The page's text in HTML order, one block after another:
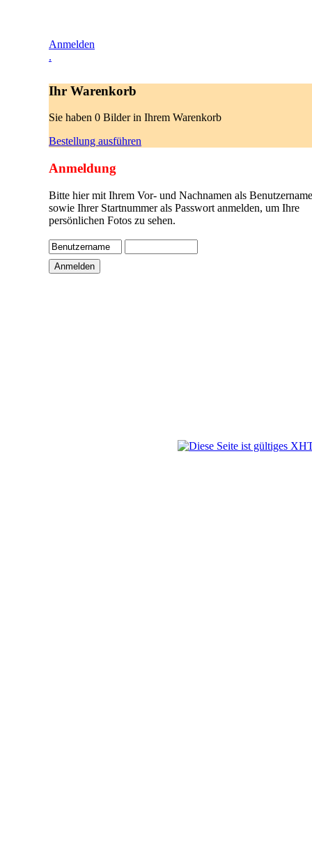
Anmelden
.
Ihr Warenkorb
Sie haben 0 Bilder in Ihrem Warenkorb
Bestellung ausführen
Anmeldung
Bitte hier mit Ihrem Vor- und Nachnamen als
sowie Ihrer Startnummer als Passwort anmelden, um Ihre
persönlichen Fotos zu sehen.